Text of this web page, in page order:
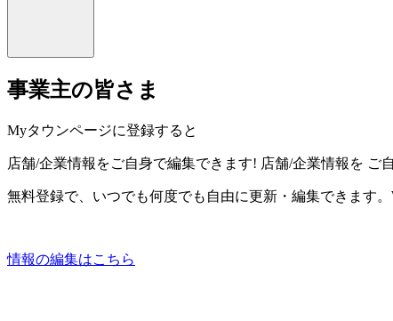
事業主の皆さま
Myタウンページに登録すると
店舗/企業情報をご自身で編集できます! 店舗/企業情報を ご
無料登録で、いつでも何度でも自由に更新・編集できます。
情報の編集はこちら